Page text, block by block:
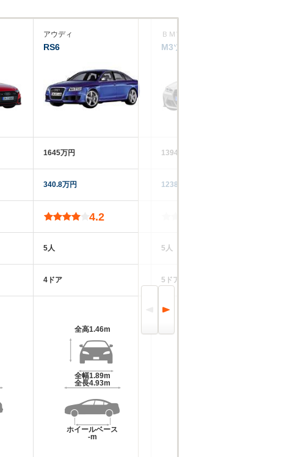
アウディ
RS6
1645万円
340.8万円
4.2
5人
4ドア
全高1.46m
全幅1.89m
全長4.93m
ホイールベース
-m
ＢＭＷ
M3ツーリング
1394～1498万円
1238.6万円
5人
5ドア